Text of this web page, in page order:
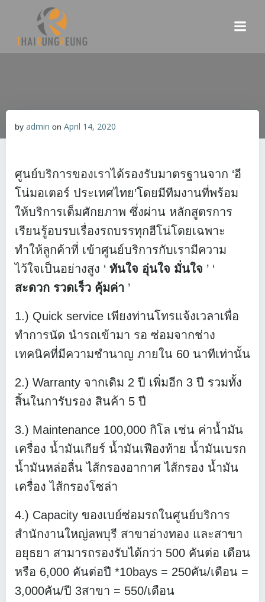
by admin on April 14, 2020
ศูนย์บริการของเราได้รองรับมาตรฐานจาก ‘อี
โน่มอเตอร์ ประเทศไทย’โดยมีทีมงานที่พร้อม
ให้บริการเต็มศักยภาพ ซึ่งผ่าน หลักสูตรการ
เรียนรู้อบรบเรื่องรถบรรทุกฮีโน่โดยเฉพาะ
ทำให้ลูกค้าที่ เข้าศูนย์บริการกับเรามีความ
ไว้ใจเป็นอย่างสูง ‘ ทันใจ อุ่นใจ มั่นใจ ’ ‘
สะดวก รวดเร็ว คุ้มค่า ’
1.) Quick service เพียงท่านโทรแจ้งเวลาเพื่อ
ทำการนัด นำรถเข้ามา รอ ซ่อมจากช่าง
เทคนิคที่มีความชำนาญ ภายใน 60 นาทีเท่านั้น
2.) Warranty จากเดิม 2 ปี เพิ่มอีก 3 ปี รวมทั้ง
สิ้นในการับรอง สินค้า 5 ปี
3.) Maintenance 100,000 กิโล เช่น ค่าน้ำมัน
เครื่อง น้ำมันเกียร์ น้ำมันเฟืองท้าย น้ำมันเบรก
น้ำมันหล่อลื่น ไส้กรองอากาศ ไส้กรอง น้ำมัน
เครื่อง ไส้กรองโซล่า
4.) Capacity ของเบย์ซ่อมรถในศูนย์บริการ
สำนักงานใหญ่ลพบุรี สาขาอ่างทอง และสาขา
อยุธยา สามารถรองรับได้กว่า 500 คันต่อ เดือน
หรือ 6,000 คันต่อปี *10bays = 250คัน/เดือน =
3,000คัน/ปี 3สาขา = 550/เดือน